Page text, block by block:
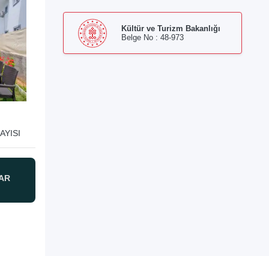
Kültür ve Turizm Bakanlığı
Belge No : 48-973